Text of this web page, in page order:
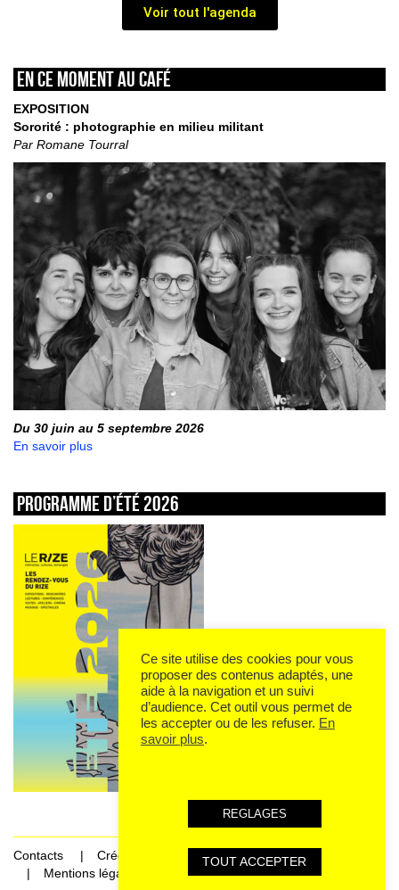
Voir tout l'agenda
En ce moment au café
EXPOSITION
Sororité : photographie en milieu militant
Par Romane Tourral
Du 30 juin au 5 septembre 2026
En savoir plus
Programme d’été 2026
Contacts
Crédits
Mentions légales et données personnelles
Ce site utilise des cookies pour vous
proposer des contenus adaptés, une
aide à la navigation et un suivi
d’audience. Cet outil vous permet de
les accepter ou de les refuser. En
savoir plus.
REGLAGES
TOUT ACCEPTER